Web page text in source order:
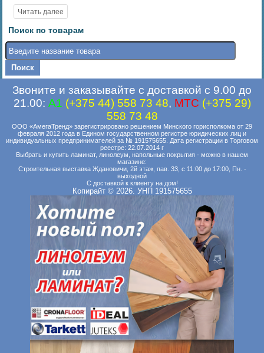
Поиск по товарам
Звоните и заказывайте с доставкой с 9.00 до
21.00: A1 (+375 44) 558 73 48, MTC (+375 29)
558 73 48
ООО «АмегаТренд» зарегистрировано решением Минского горисполкома от 29
февраля 2012 года в Едином государственном регистре юридических лиц и
индивидуальных предпринимателей за № 191575655. Дата регистрации в Торговом
реестре: 22.07.2014 г
Выбрать и купить ламинат, линолеум, напольные покрытия - можно в нашем
магазине:
Строительная выставка Ждановичи, 2й этаж, пав. 33, с 11:00 до 17:00, Пн. -
выходной
С доставкой к клиенту на дом!
Копирайт © 2026. УНП 191575655